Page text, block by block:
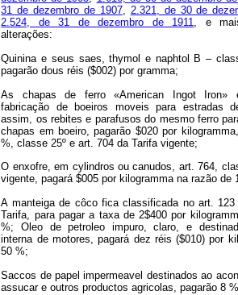
31 de dezembro de 1907, 2.321, de 30 de
2.524, de 31 de dezembro de 1911, e
alterações:
Quinina e seus saes, thymol e naphtol B –
pagarão dous réis ($002) por gramma;
As chapas de ferro «American Ingot Iron»
fabricação de boeiros moveis para estradas
assim, os rebites e parafusos do mesmo ferro
chapas em boeiro, pagarão $020 por
%, classe 25º e art. 704 da Tarifa vigente;
O enxofre, em cylindros ou canudos, art. 764,
vigente, pagará $005 por kilogramma na razão de
A manteiga de côco fica classificada no art.
Tarifa, para pagar a taxa de 2$400 por
%; Oleo de petroleo impuro, claro, e
interna de motores, pagará dez réis ($010) por
50 %;
Saccos de papel impermeavel destinados ao
assucar e outros productos agricolas, pagarão 8